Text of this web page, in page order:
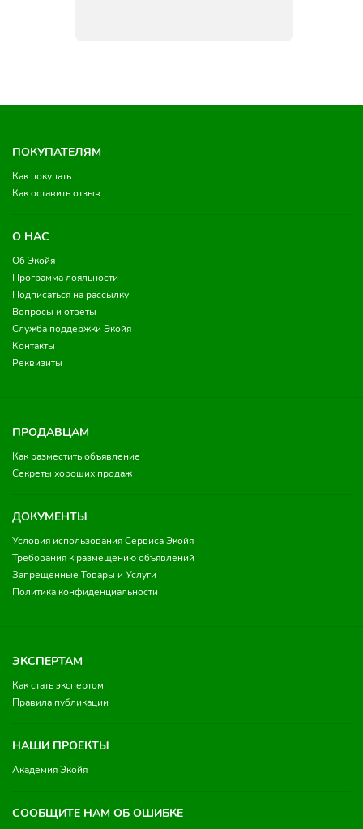
ПОКУПАТЕЛЯМ
Как покупать
Как оставить отзыв
О НАС
Об Экойя
Программа лояльности
Подписаться на рассылку
Вопросы и ответы
Служба поддержки Экойя
Контакты
Реквизиты
ПРОДАВЦАМ
Как разместить объявление
Секреты хороших продаж
ДОКУМЕНТЫ
Условия использования Сервиса Экойя
Требования к размещению объявлений
Запрещенные Товары и Услуги
Политика конфиденциальности
ЭКСПЕРТАМ
Как стать экспертом
Правила публикации
НАШИ ПРОЕКТЫ
Академия Экойя
СООБЩИТЕ НАМ ОБ ОШИБКЕ